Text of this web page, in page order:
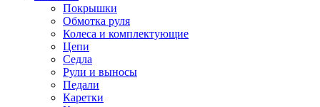
Покрышки
Обмотка руля
Колеса и комплектующие
Цепи
Седла
Рули и выносы
Педали
Каретки